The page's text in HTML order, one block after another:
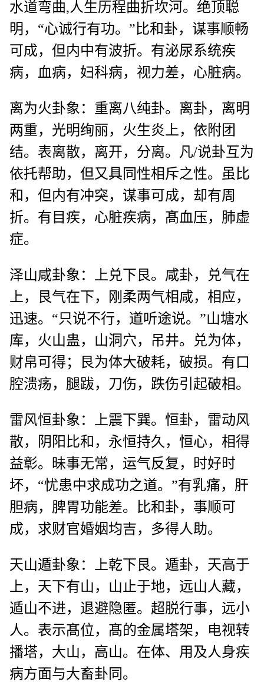
水道弯曲,人生历程曲折坎河。绝顶聪
明，“心诚行有功。”比和卦，谋事顺畅
可成，但内中有波折。有泌尿系统疾
病，血病，妇科病，视力差，心脏病。
离为火卦象：重离八纯卦。离卦，离明
两重，光明绚丽，火生炎上，依附团
结。表离散，离开，分离。凡/说卦互为
依托帮助，但又具同性相斥之性。虽比
和，但内有冲突，谋事可成，却有周
折。有目疾，心脏疾病，髙血压，肺虚
症。
泽山咸卦象：上兑下艮。咸卦，兑气在
上，艮气在下，刚柔两气相咸，相应，
迅速。“只说不行，道听途说。”山塘水
库，火山蛊，山洞穴，吊井。兑为体，
财帛可得；艮为体大破耗，破损。有口
腔溃疡，腿跋，刀伤，跌伤引起破相。
雷风恒卦象：上震下巽。恒卦，雷动风
散，阴阳比和，永恒持久，恒心，相得
益彰。昧事无常，运气反复，时好时
坏，“忧患中求成功之道。”有乳痛，肝
胆病，脾胃功能差。比和卦，事顺可
成，求财官婚姻均吉，多得人助。
天山遁卦象：上乾下艮。遁卦，天高于
上，天下有山，山止于地，远山人藏，
遁山不进，退避隐匿。超脱行事，远小
人。表示髙位，髙的金属塔架，电视转
播塔，大山，高山。在体、用及人身疾
病方面与大畜卦同。